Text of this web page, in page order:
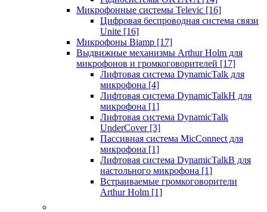
Микрофонные системы Televic [16]
Цифровая беспроводная система связи
Unite [16]
Микрофоны Biamp [17]
Выдвижные механизмы Arthur Holm для
микрофонов и громкоговорителей [17]
Лифтовая система DynamicTalk для
микрофона [4]
Лифтовая система DynamicTalkH для
микрофона [1]
Лифтовая система DynamicTalk
UnderCover [3]
Пассивная система MicConnect для
микрофона [1]
Лифтовая система DynamicTalkB для
настольного микрофона [1]
Встраиваемые громкоговорители
Arthur Holm [1]